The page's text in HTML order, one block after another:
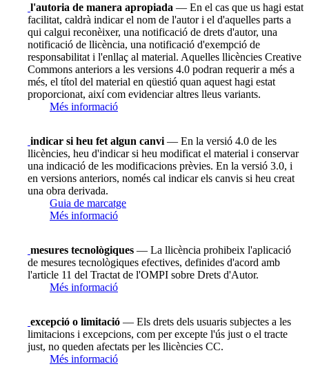
l'autoria de manera apropiada — En el cas que us hagi estat
facilitat, caldrà indicar el nom de l'autor i el d'aquelles parts a
qui calgui reconèixer, una notificació de drets d'autor, una
notificació de llicència, una notificació d'exempció de
responsabilitat i l'enllaç al material. Aquelles llicències Creative
Commons anteriors a les versions 4.0 podran requerir a més a
més, el títol del material en qüestió quan aquest hagi estat
proporcionat, així com evidenciar altres lleus variants.
Més informació
indicar si heu fet algun canvi — En la versió 4.0 de les
llicències, heu d'indicar si heu modificat el material i conservar
una indicació de les modificacions prèvies. En la versió 3.0, i
en versions anteriors, només cal indicar els canvis si heu creat
una obra derivada.
Guia de marcatge
Més informació
mesures tecnològiques — La llicència prohibeix l'aplicació
de mesures tecnològiques efectives, definides d'acord amb
l'article 11 del Tractat de l'OMPI sobre Drets d'Autor.
Més informació
excepció o limitació — Els drets dels usuaris subjectes a les
limitacions i excepcions, com per excepte l'ús just o el tracte
just, no queden afectats per les llicències CC.
Més informació